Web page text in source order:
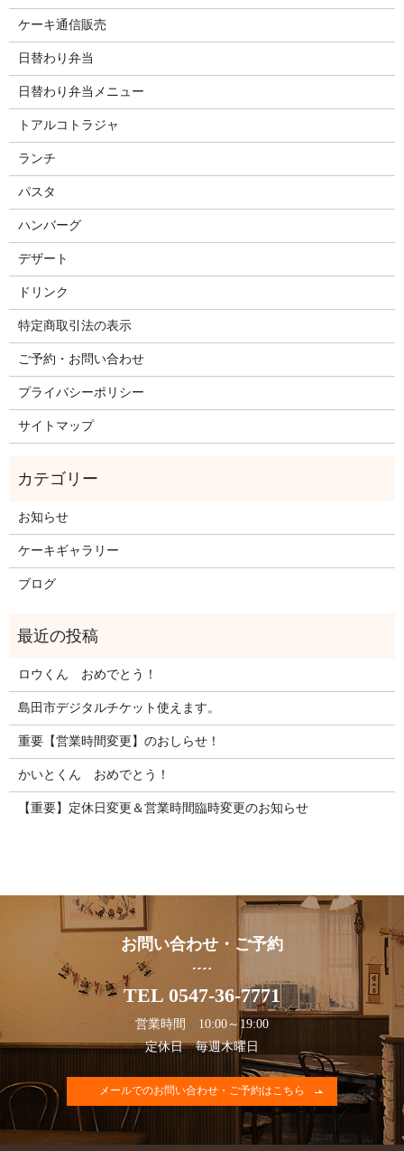
ケーキ通信販売
日替わり弁当
日替わり弁当メニュー
トアルコトラジャ
ランチ
パスタ
ハンバーグ
デザート
ドリンク
特定商取引法の表示
ご予約・お問い合わせ
プライバシーポリシー
サイトマップ
お知らせ
ケーキギャラリー
ブログ
ロウくん おめでとう！
島田市デジタルチケット使えます。
重要【営業時間変更】のおしらせ！
かいとくん おめでとう！
【重要】定休日変更＆営業時間臨時変更のお知らせ
お問い合わせ・ご予約
TEL 0547-36-7771
営業時間 10:00～19:00
定休日 毎週木曜日
メールでのお問い合わせ・ご予約はこちら